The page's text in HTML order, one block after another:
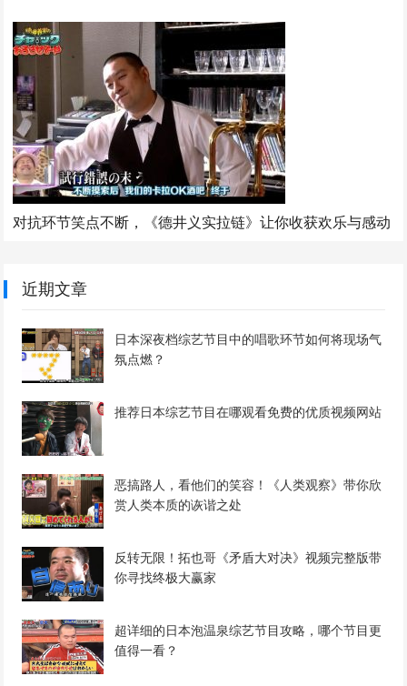
对抗环节笑点不断，《德井义实拉链》让你收获欢乐与感动
近期文章
日本深夜档综艺节目中的唱歌环节如何将现场气
氛点燃？
推荐日本综艺节目在哪观看免费的优质视频网站
恶搞路人，看他们的笑容！《人类观察》带你欣
赏人类本质的诙谐之处
反转无限！拓也哥《矛盾大对决》视频完整版带
你寻找终极大赢家
超详细的日本泡温泉综艺节目攻略，哪个节目更
值得一看？